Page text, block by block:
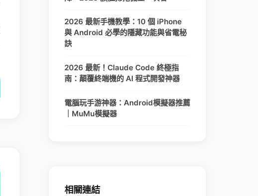
2026 最新手機教學：10 個 iPhone
與 Android 必學的隱藏功能與省電秘
訣
2026 最新！Claude Code 終極指
南：顛覆終端機的 AI 程式開發神器
電腦玩手游神器：Android模擬器推薦
｜MuMu模擬器
相關連結